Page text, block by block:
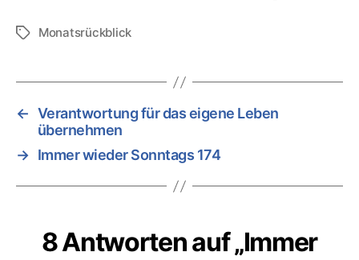
Schlagwörter
Monatsrückblick
← Verantwortung für das eigene Leben
übernehmen
→ Immer wieder Sonntags 174
8 Antworten auf „Immer